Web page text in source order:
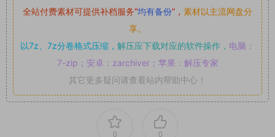
全站付费素材可提供补档服务“均有备份”， 素材以主流网盘分
享。
以7z、7z分卷格式压缩， 解压应下载对应的软件操作， 电脑：
7-zip；安卓：zarchiver；苹果：解压专家
其它更多疑问请查看站内帮助中心！
0 0